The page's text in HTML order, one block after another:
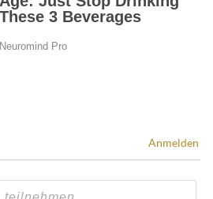
Anmelden